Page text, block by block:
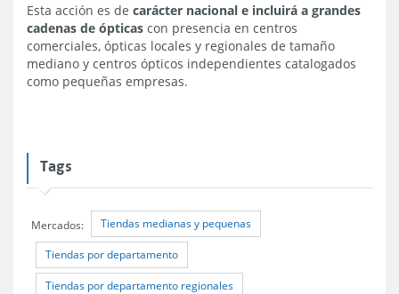
Esta acción es de carácter nacional e incluirá a grandes
cadenas de ópticas con presencia en centros
comerciales, ópticas locales y regionales de tamaño
mediano y centros ópticos independientes catalogados
como pequeñas empresas.
Tags
Mercados: Tiendas medianas y pequenas
Tiendas por departamento
Tiendas por departamento regionales